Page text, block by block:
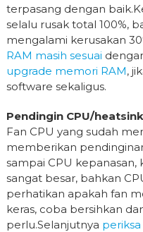
terpasang dengan
selalu rusak total 100%,
mengalami kerusakan
RAM masih sesuai
upgrade memori RAM,
software sekaligus.
Pendingin CPU/
Fan CPU yang sudah
memberikan
sampai CPU
sangat besar, bahkan
perhatikan apakah fan
keras, coba bersihkan
perlu.Selanjutnya